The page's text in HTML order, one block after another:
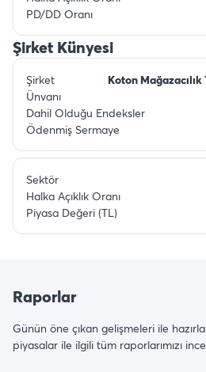
PD/DD Oranı
Şirket Künyesi
Şirket
Ünvanı
Koton
Dahil Olduğu Endeksler
Ödenmiş Sermaye
Sektör
Halka Açıklık Oranı
Piyasa Değeri (TL)
Raporlar
Günün öne çıkan gelişmeleri ile
piyasalar ile ilgili tüm raporlarımızı